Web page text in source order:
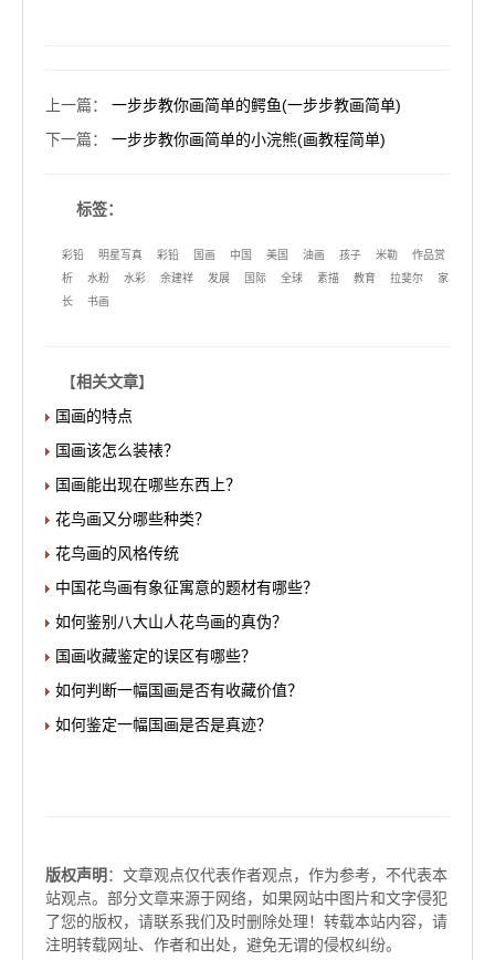
上一篇： 一步步教你画简单的鳄鱼(一步步教画简单)
下一篇： 一步步教你画简单的小浣熊(画教程简单)
标签：
彩铅 明星写真 彩铅 国画 中国 美国 油画 孩子 米勒
作品赏
析
水粉 水彩 余建祥 发展 国际 全球 素描 教育 拉斐尔
家
长
书画
【相关文章】
国画的特点
国画该怎么装裱？
国画能出现在哪些东西上？
花鸟画又分哪些种类？
花鸟画的风格传统
中国花鸟画有象征寓意的题材有哪些？
如何鉴别八大山人花鸟画的真伪？
国画收藏鉴定的误区有哪些？
如何判断一幅国画是否有收藏价值？
如何鉴定一幅国画是否是真迹？
版权声明 ：文章观点仅代表作者观点，作为参考，不代表本
站观点。部分文章来源于网络，如果网站中图片和文字侵犯
了您的版权，请联系我们及时删除处理！转载本站内容，请
注明转载网址、作者和出处，避免无谓的侵权纠纷。